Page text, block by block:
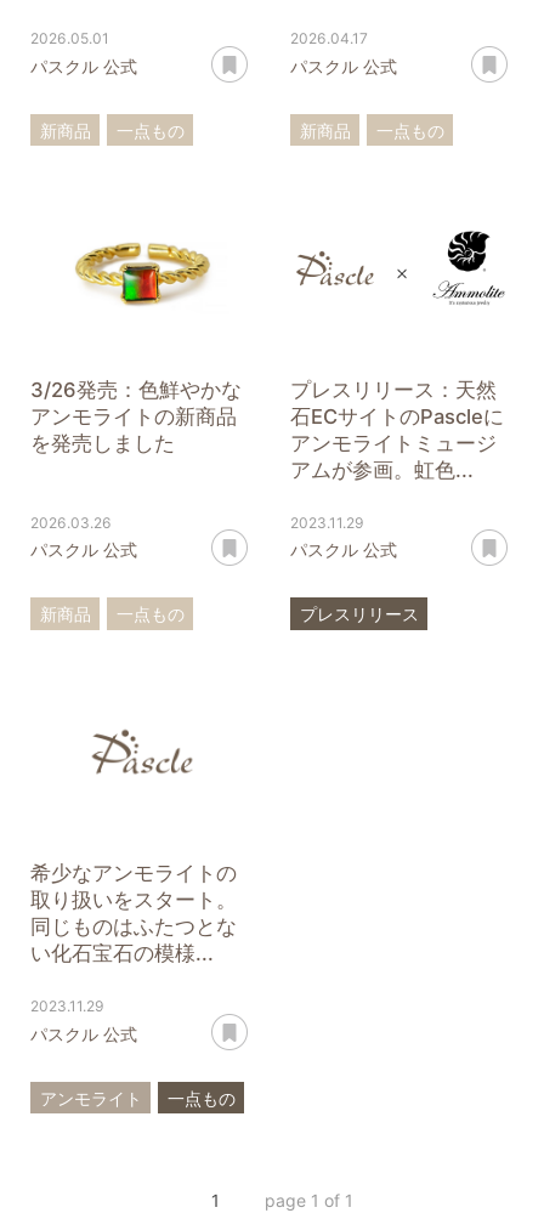
2026.05.01
パスクル 公式
あとで読む
新商品
一点もの
2026.04.17
パスクル 公式
新商品
一点もの
アンモナイト
アンモライト
3/26発売：色鮮やかな
アンモライトの新商品
を発売しました
2026.03.26
パスクル 公式
あとで読む
新商品
一点もの
プレスリリース：天然
石ECサイトのPascleに
アンモライトミュージ
アムが参画。虹色...
2023.11.29
パスクル 公式
プレスリリース
希少なアンモライトの
取り扱いをスタート。
同じものはふたつとな
い化石宝石の模様...
2023.11.29
パスクル 公式
アンモライト
一点もの
1 page 1 of 1